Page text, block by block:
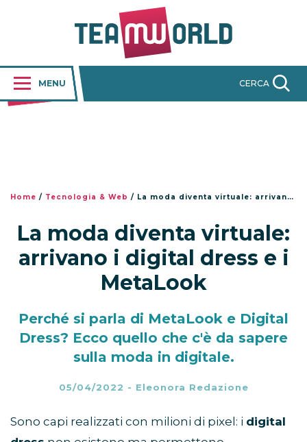
MENU CERCA
Home / Tecnologia & Web / La moda diventa virtuale: arrivano i digital dress e i MetaLook
La moda diventa virtuale:
arrivano i digital dress e i
MetaLook
Perché si parla di MetaLook e Digital
Dress? Ecco quello che c'è da sapere
sulla moda in digitale.
05/04/2022 - Eleonora Redazione
Sono capi realizzati con milioni di pixel: i digital